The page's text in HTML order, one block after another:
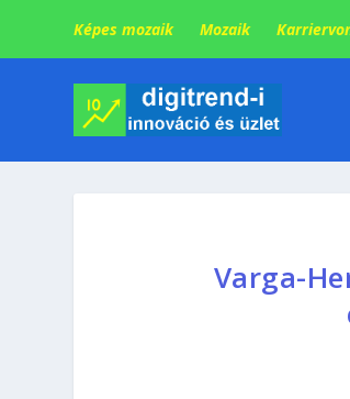
Képes mozaik Mozaik
Varga-